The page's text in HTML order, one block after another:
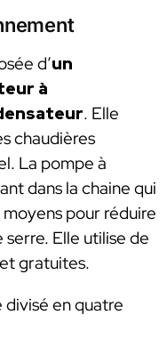
d’un
à
. Elle
chaudières
La pompe à
dans la chaine qui
pour réduire
Elle utilise de
gratuites.
en quatre